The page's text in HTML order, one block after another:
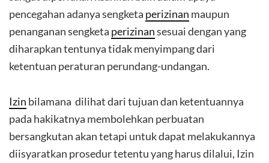
pencegahan adanya sengketa perizinan maupun
penanganan sengketa perizinansesuai dengan yang
diharapkan tentunya tidak menyimpang dari
ketentuan peraturan perundang-undangan.
Izin bilamana dilihat dari tujuan dan ketentuannya
pada hakikatnya membolehkan perbuatan
bersangkutan akan tetapi untuk dapat melakukannya
diisyaratkan prosedur tetentu yang harus dilalui, Izin